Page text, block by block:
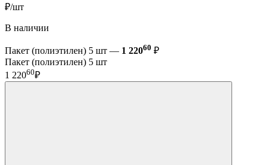
₽/шт
В наличии
Пакет (полиэтилен) 5 шт — 1 22060 ₽
Пакет (полиэтилен) 5 шт
1 22060₽